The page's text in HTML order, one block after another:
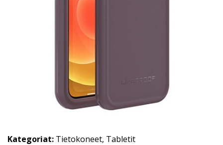
Kategoriat: Tietokoneet, Tabletit